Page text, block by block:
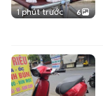
1 phút trước 6